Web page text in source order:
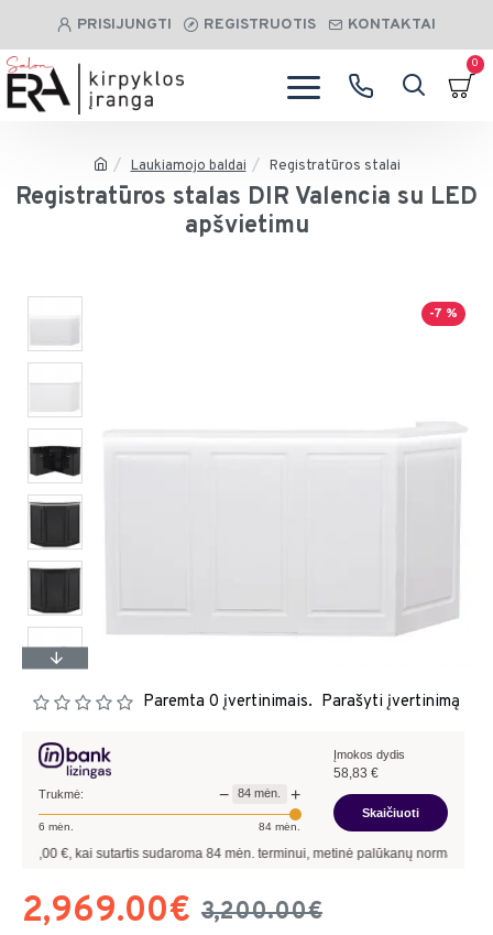
PRISIJUNGTI REGISTRUOTIS KONTAKTAI
0
Laukiamojo baldai Registratūros stalai
Registratūros stalas DIR Valencia su LED
apšvietimu
-7 %
Paremta 0 įvertinimais. Parašyti įvertinimą
2,969.00€ 3,200.00€
Trukmė: − 84 mėn. +
6 mėn. 84mėn.
Įmokos dydis
58,83 €
Skaičiuoti
€, kai sutartis sudaroma84mėn. terminui, metinė palūkanų norma –8,90%